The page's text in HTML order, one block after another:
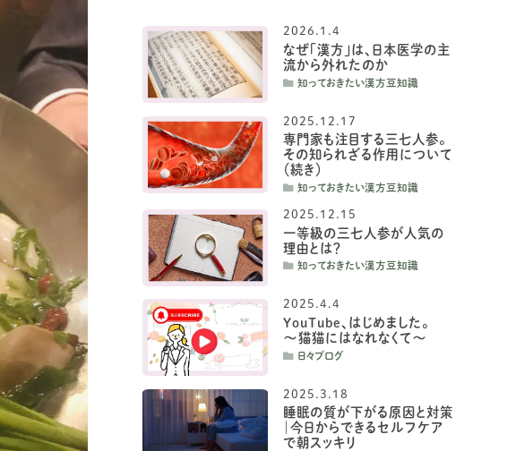
2026.1.4
なぜ「漢方」は、日本医学の主
流から外れたのか
知っておきたい漢方豆知識
2025.12.17
専門家も注目する三七人参。
その知られざる作用について
（続き）
知っておきたい漢方豆知識
2025.12.15
一等級の三七人参が人気の
理由とは？
知っておきたい漢方豆知識
2025.4.4
YouTube、はじめました。
〜猫猫にはなれなくて〜
日々ブログ
2025.3.18
睡眠の質が下がる原因と対策
｜今日からできるセルフケア
で朝スッキリ